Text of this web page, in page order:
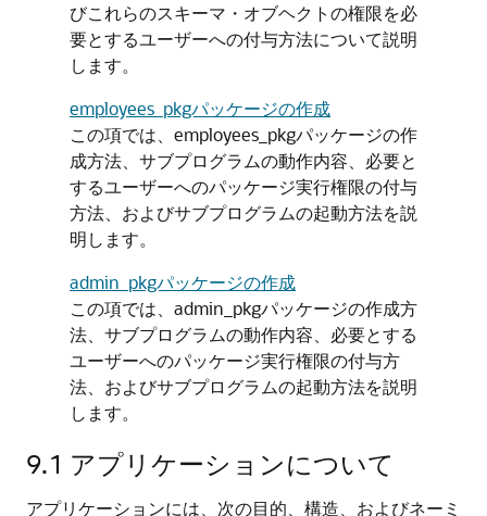
びこれらのスキーマ・オブヘクトの権限を必
要とするユーザーへの付与方法について説明
します。
employees_pkgパッケージの作成
この項では、employees_pkgパッケージの作
成方法、サブプログラムの動作内容、必要と
するユーザーへのパッケージ実行権限の付与
方法、およびサブプログラムの起動方法を説
明します。
admin_pkgパッケージの作成
この項では、admin_pkgパッケージの作成方
法、サブプログラムの動作内容、必要とする
ユーザーへのパッケージ実行権限の付与方
法、およびサブプログラムの起動方法を説明
します。
9.1 アプリケーションについて
アプリケーションには、次の目的、構造、およびネーミ